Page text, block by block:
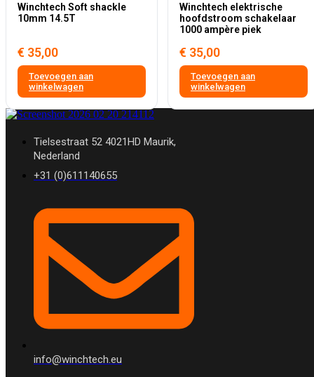
Winchtech Soft shackle
10mm 14.5T
€ 35,00
Toevoegen aan
winkelwagen
Winchtech elektrische
hoofdstroom schakelaar
1000 ampère piek
€ 35,00
Toevoegen aan
winkelwagen
Tielsestraat 52 4021HD Maurik,
Nederland
+31 (0)611140655
info@winchtech.eu